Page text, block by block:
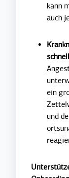
kann
auch
ein
und